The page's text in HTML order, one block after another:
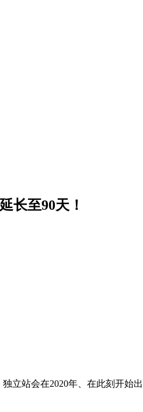
长至90天！
立站会在2020年、在此刻开始